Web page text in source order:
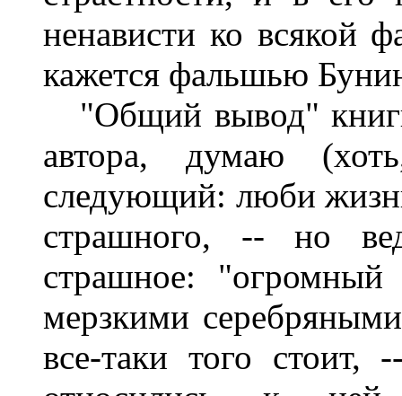
ненависти ко всякой
кажется фальшью
"Общий вывод"
автора, думаю
следующий: люби
страшного, -- но
страшное: "огромный
мерзкими
все-таки того стоит,